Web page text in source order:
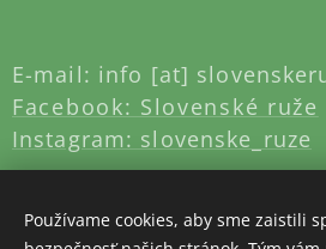
E-mail: info [at]
Facebook: Slovenské ruže
Instagram: slovenske_ruze
Používame cookies, aby sme zaistili